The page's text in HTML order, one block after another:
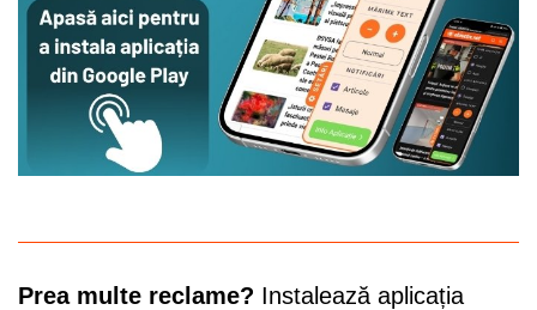
Prea multe reclame? Instalează aplicația